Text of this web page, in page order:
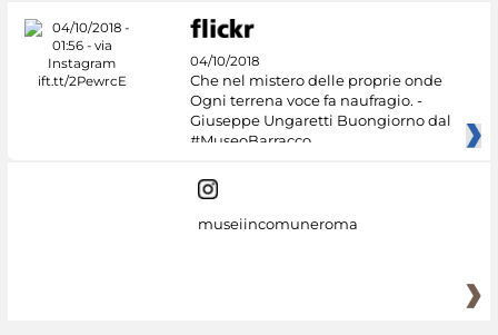
04/10/2018
Che nel mistero delle proprie onde
Ogni terrena voce fa naufragio. -
Giuseppe Ungaretti Buongiorno dal
#MuseoBarracco
museiincomuneroma